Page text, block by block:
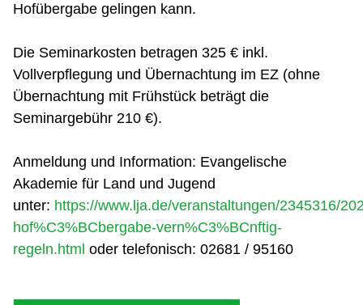
Hofübergabe gelingen kann.
Die Seminarkosten betragen 325 € inkl.
Vollverpflegung und Übernachtung im EZ (ohne
Übernachtung mit Frühstück beträgt die
Seminargebühr 210 €).
Anmeldung und Information: Evangelische
Akademie für Land und Jugend
unter: https://www.lja.de/veranstaltungen/2345316/
hof%C3%BCbergabe-vern%C3%BCnftig-
regeln.html oder telefonisch: 02681 / 95160